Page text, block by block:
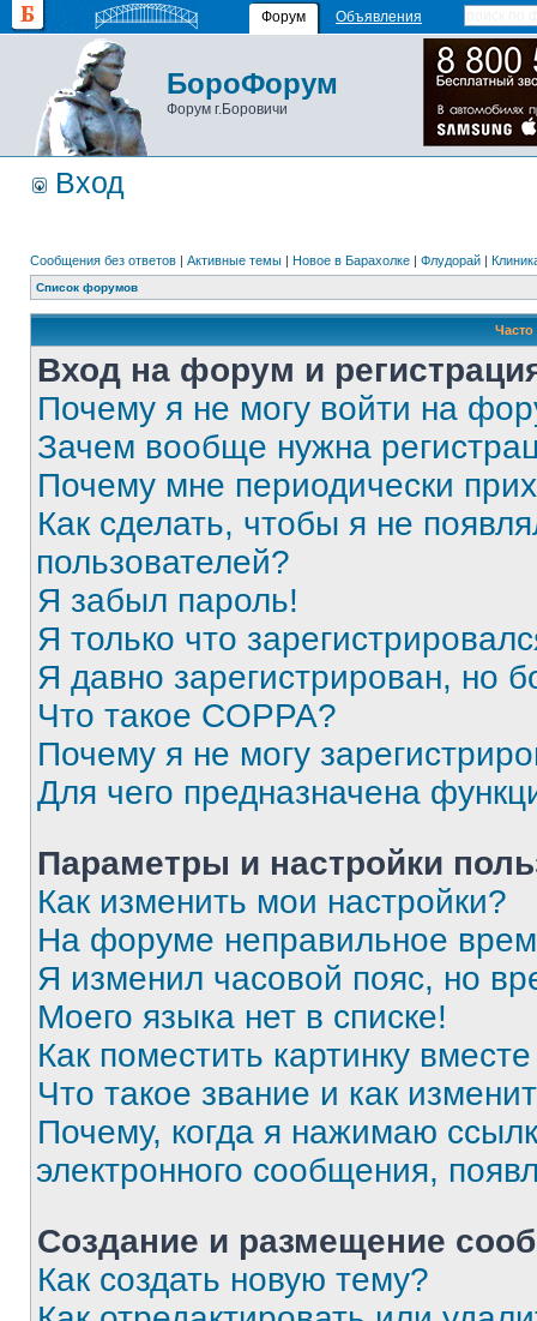
Форум Объявления
БороФорум
Форум г.Боровичи
Вход
Сообщения без ответов | Активные темы | Новое в Барахолке | Флудорай |
Список форумов
Вход на форум и
Почему я не могу войти на
Зачем вообще нужна
Почему мне периодически
Как сделать, чтобы я не
пользователей?
Я забыл пароль!
Я только что
Я давно зарегистрирован, но
Что такое COPPA?
Почему я не могу
Для чего предназначена
Параметры и настройки
Как изменить мои настройки?
На форуме неправильное
Я изменил часовой пояс, но
Моего языка нет в списке!
Как поместить картинку
Что такое звание и как
Почему, когда я нажимаю
электронного сообщения,
Создание и размещение
Как создать новую тему?